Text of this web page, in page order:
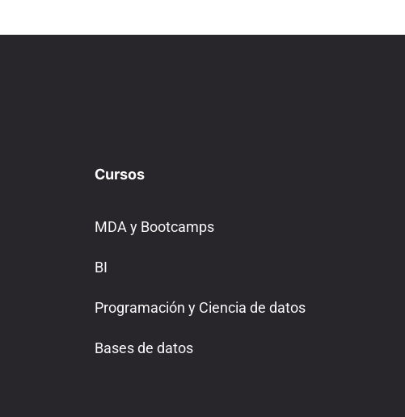
Cursos
MDA y Bootcamps
BI
Programación y Ciencia de datos
Bases de datos